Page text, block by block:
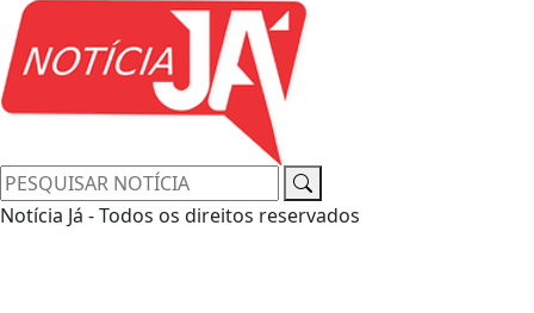
Notícia Já - Todos os direitos reservados